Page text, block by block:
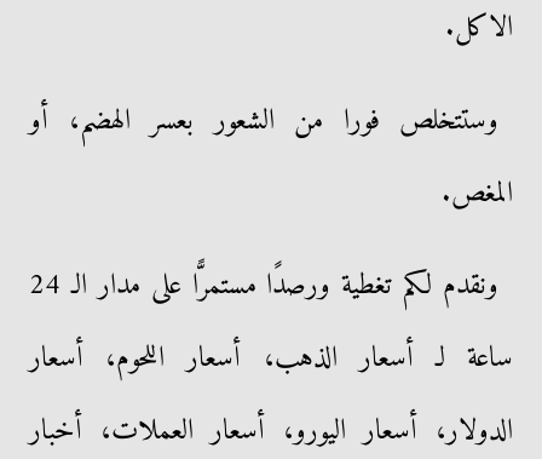
الاكل.
وستتخلص فورا من الشعور بعسر الهضم، أو
المغص.
ونقدم لكم تغطية ورصدًا مستمرًّا على مدار الـ 24
ساعة لـ أسعار الذهب، أسعار اللحوم، أسعار
الدولار، أسعار اليورو، أسعار العملات، أخبار